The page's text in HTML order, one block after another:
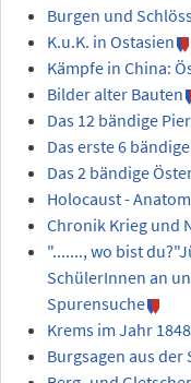
Burgen und
K.u.K. in Ostasien
Kämpfe in China:
Bilder alter Bauten
Das 12 bändige
Das erste 6
Das 2 bändige
Holocaust -
Chronik Krieg und
"......., wo bist
SchülerInnen an
Spurensuche
Krems im Jahr 1848
Burgsagen aus der